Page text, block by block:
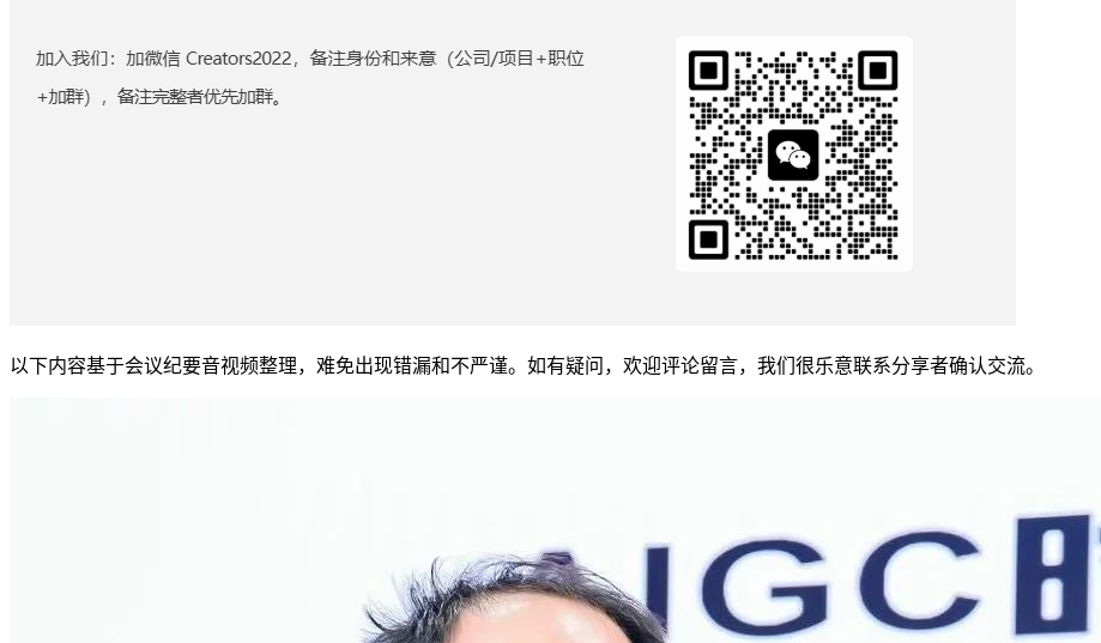
以下内容基于会议纪要音视频整理，难免出现错漏和不严谨。如有疑问，欢迎评论留言，我们很乐意联系分享者确认交流。